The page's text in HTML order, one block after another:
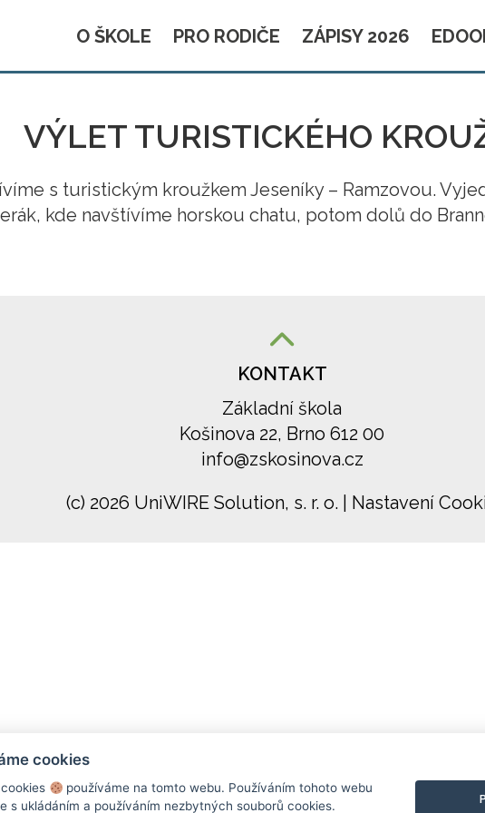
O ŠKOLE PRO RODIČE ZÁPISY 2026
VÝLET TURISTICKÉHO
s turistickým kroužkem Jeseníky – Ramzovou.
kde navštívíme horskou chatu, potom dolů do
KONTAKT
Základní škola
Košinova 22, Brno 612 00
info@zskosinova.cz
(c) 2026 UniWIRE Solution, s. r. o.
Nastavení
cookies
používáme na tomto webu. Používáním tohoto webu
s ukládáním a používáním nezbytných souborů cookies.